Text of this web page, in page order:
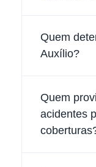
Quem
Auxílio?
Quem
acidentes